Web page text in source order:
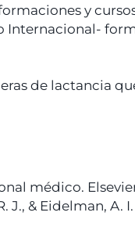
y
Internacional-
de lactancia
médico.
J., & Eidelman, A.